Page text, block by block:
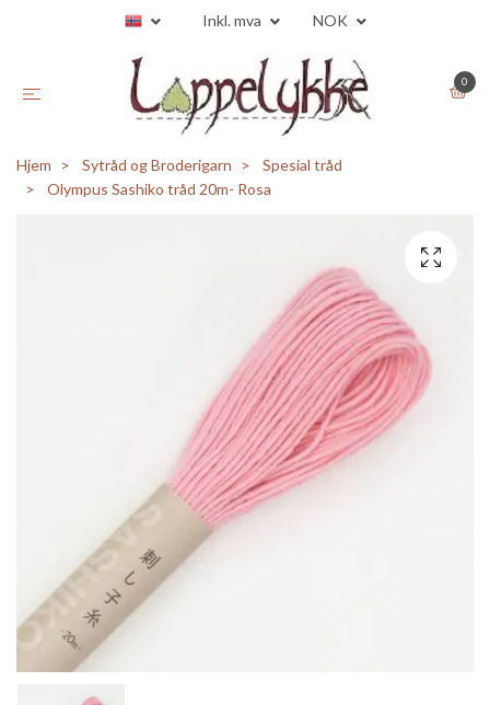
Inkl. mva NOK
0
Hjem Sytråd og Broderigarn
Spesial tråd
Olympus Sashiko tråd 20m- Rosa